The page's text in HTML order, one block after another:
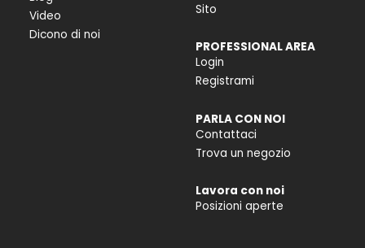
Video
Dicono di noi
Sito
PROFESSIONAL AREA
Login
Registrami
PARLA CON NOI
Contattaci
Trova un negozio
Lavora con noi
Posizioni aperte